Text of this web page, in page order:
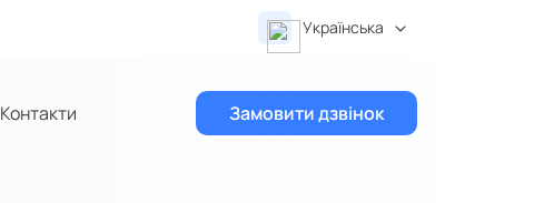
Українська
Контакти Замовити дзвінок